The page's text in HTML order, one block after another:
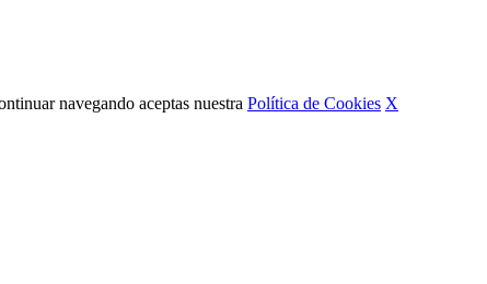
navegando aceptas nuestra Política de Cookies X